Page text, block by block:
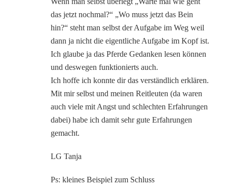
das jetzt nochmal?“ „Wo muss jetzt das Bein
hin?“ steht man selbst der Aufgabe im Weg weil
dann ja nicht die eigentliche Aufgabe im Kopf ist.
Ich glaube ja das Pferde Gedanken lesen können
und deswegen funktionierts auch.
Ich hoffe ich konnte dir das verständlich erklären.
Mit mir selbst und meinen Reitleuten (da waren
auch viele mit Angst und schlechten Erfahrungen
dabei) habe ich damit sehr gute Erfahrungen
gemacht.
LG Tanja
Ps: kleines Beispiel zum Schluss